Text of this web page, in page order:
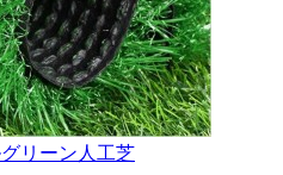
リーン人工芝